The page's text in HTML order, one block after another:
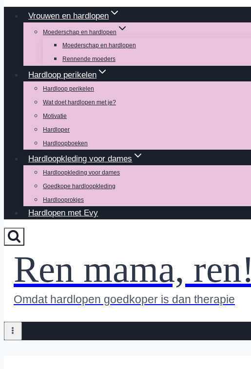
Vrouwen en hardlopen
Moederschap en hardlopen
Moederschap en hardlopen
Rennende moeders
Hardloop perikelen
Hardloop perikelen
Wat doet hardlopen met je?
Motivatie
Hardloper
Hardloopboeken
Hardloopkleding voor dames
Hardloopkleding voor dames
Goedkope hardloopkleding
Hardlooprokjes
Hardlopen met Evy
Ren mama, ren!
Omdat hardlopen goedkoper is dan therapie